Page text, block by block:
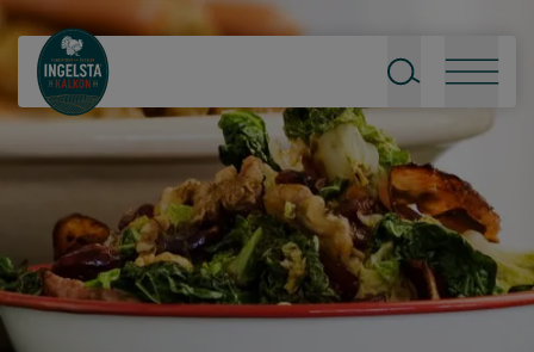
Till startsidan
Sök
Meny